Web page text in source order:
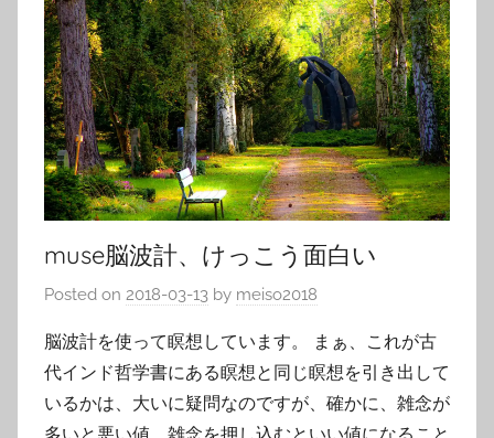
muse脳波計、けっこう面白い
Posted on 2018-03-13 by meiso2018
脳波計を使って瞑想しています。 まぁ、これが古
代インド哲学書にある瞑想と同じ瞑想を引き出して
いるかは、大いに疑問なのですが、確かに、雑念が